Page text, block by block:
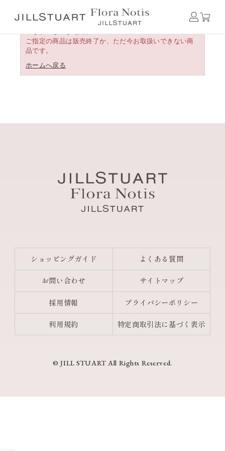
ご指定の商品は販売終了か、ただ今お取扱いできない商
品です。
ホームへ戻る
ショッピングガイド よくある質問
お問い合わせ サイトマップ
採用情報 プライバシーポリシー
利用規約 特定商取引法に基づく表示
© JILL STUART All Rights Reserved.